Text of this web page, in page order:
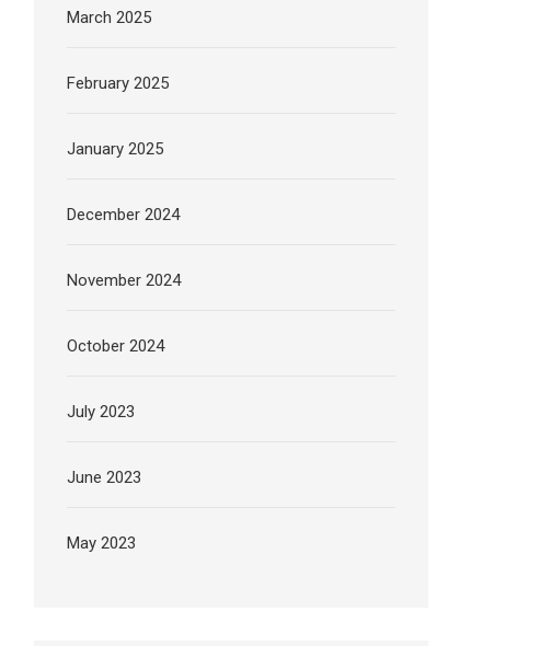
March 2025
February 2025
January 2025
December 2024
November 2024
October 2024
July 2023
June 2023
May 2023